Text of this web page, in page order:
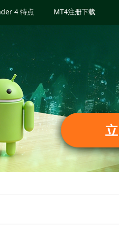
4 特点 MT4注册下载